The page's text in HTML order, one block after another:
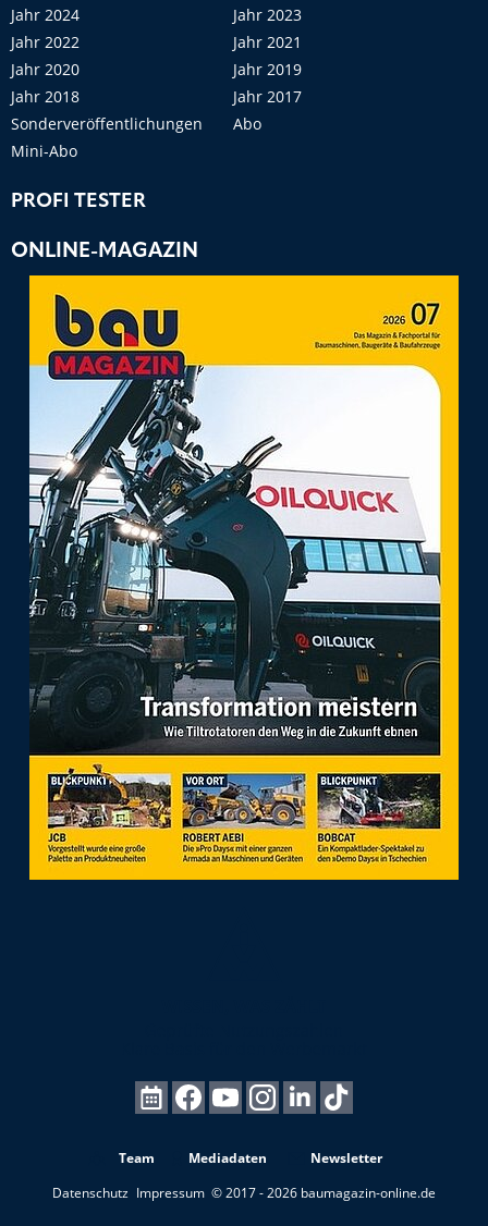
Jahr 2024
Jahr 2023
Jahr 2022
Jahr 2021
Jahr 2020
Jahr 2019
Jahr 2018
Jahr 2017
Sonderveröffentlichungen
Abo
Mini-Abo
PROFI TESTER
ONLINE-MAGAZIN
Team Mediadaten
Newsletter
Datenschutz Impressum © 2017 - 2026 baumagazin-online.de